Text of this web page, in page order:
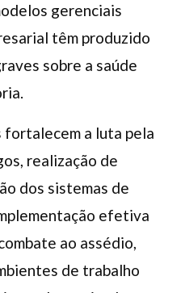
gerenciais
têm produzido
sobre a saúde
fortalecem a luta pela
realização de
dos sistemas de
efetiva
ao assédio,
de trabalho